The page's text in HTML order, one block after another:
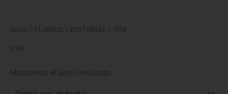
Inicio / 1 LIBROS / EDITORIAL / VOX
VOX
Mostrando el único resultado